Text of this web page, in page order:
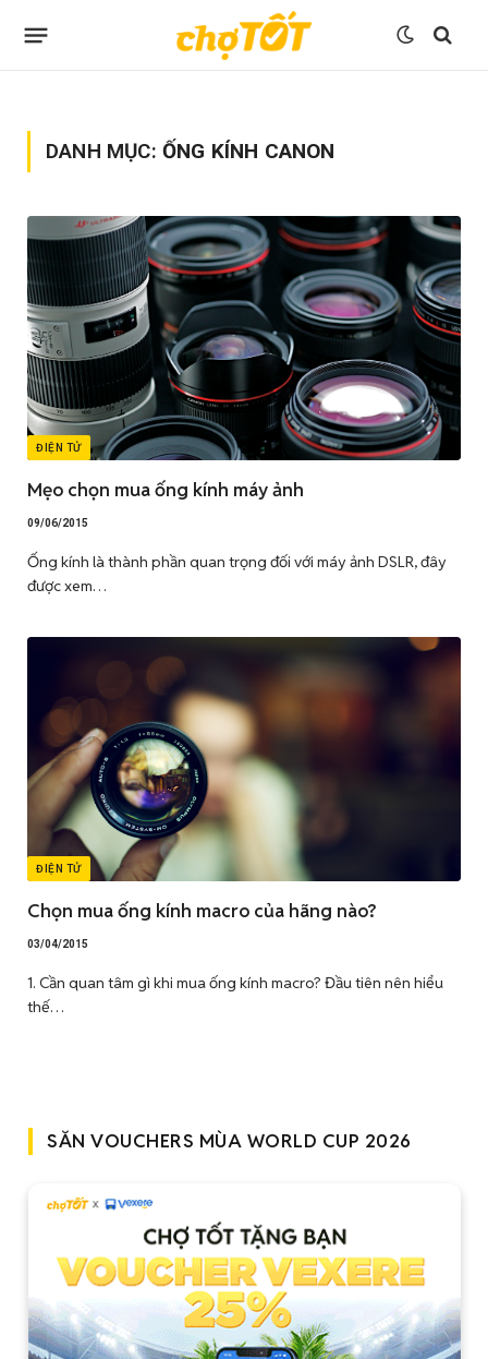
DANH MỤC: ỐNG KÍNH CANON
ĐIỆN TỬ
Mẹo chọn mua ống kính máy ảnh
09/06/2015
Ống kính là thành phần quan trọng đối với máy ảnh DSLR, đây
được xem…
ĐIỆN TỬ
Chọn mua ống kính macro của hãng nào?
03/04/2015
1. Cần quan tâm gì khi mua ống kính macro? Đầu tiên nên hiểu
thế…
SĂN VOUCHERS MÙA WORLD CUP 2026